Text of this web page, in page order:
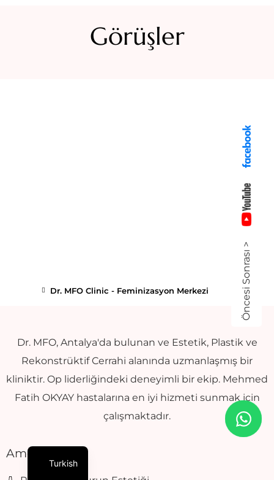
Görüşler
Dr. MFO Clinic - Feminizasyon Merkezi
Dr. MFO, Antalya'da bulunan ve Estetik, Plastik ve
Rekonstrüktif Cerrahi alanında uzmanlaşmış bir
kliniktir. Op liderliğindeki deneyimli bir ekip. Mehmed
Fatih OKYAY hastalarına en iyi hizmeti sunmak için
çalışmaktadır.
Ameliyat
Öncesi Sonrası >
Turkish